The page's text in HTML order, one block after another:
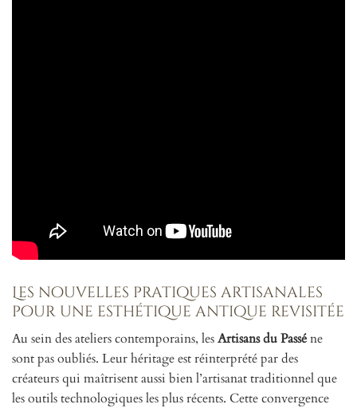
Les nouvelles pratiques artisanales
pour une esthétique antique revisitée
Au sein des ateliers contemporains, lesArtisans du Passéne
sont pas oubliés. Leur héritage est réinterprété par des
créateurs qui maîtrisent aussi bien l’artisanat traditionnel que
les outils technologiques les plus récents. Cette convergence